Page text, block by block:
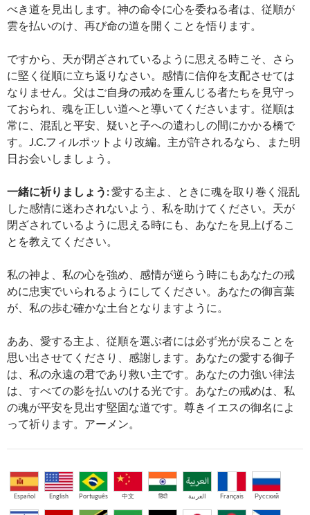
べき道を見出します。神の命令に心を委ねる者は、従順が
雲を払いのけ、再び命の道を開くことを悟ります。
ですから、天が閉ざされているように思える時こそ、さら
に堅く従順に立ち返りなさい。感情に信仰を支配させては
なりません。父はご自身の戒めを重んじる者たちを見守っ
ておられ、魂を正しい道へと導いてくださいます。従順は
常に、混乱と平安、疑いと子への遣わしの間にかかる橋で
す。J.C.フィルポットより改編。主が許されるなら、また明
日お会いしましょう。
一緒に祈りましょう:愛する主よ、ときに魂を取り巻く混乱
した感情に迷わされないよう、私を助けてください。天が
閉ざされているように思える時にも、あなたを見上げるこ
とを教えてください。
私の神よ、私の心を強め、感情が逆らう時にもあなたの戒
めに忠実でいられるようにしてください。あなたの御言葉
が、私の歩む確かな土台となりますように。
ああ、愛する主よ、従順を選ぶ者には必ず光が戻ることを
思い出させてくださり、感謝します。あなたの愛する御子
は、私の永遠の君であり救い主です。あなたの力強い律法
は、すべての影を払いのける光です。あなたの戒めは、私
の魂が平安を見出す堅固な道です。尊きイエスの御名によ
って祈ります。アーメン。
Español English Português 中文 हिंदी العربية Français Русский